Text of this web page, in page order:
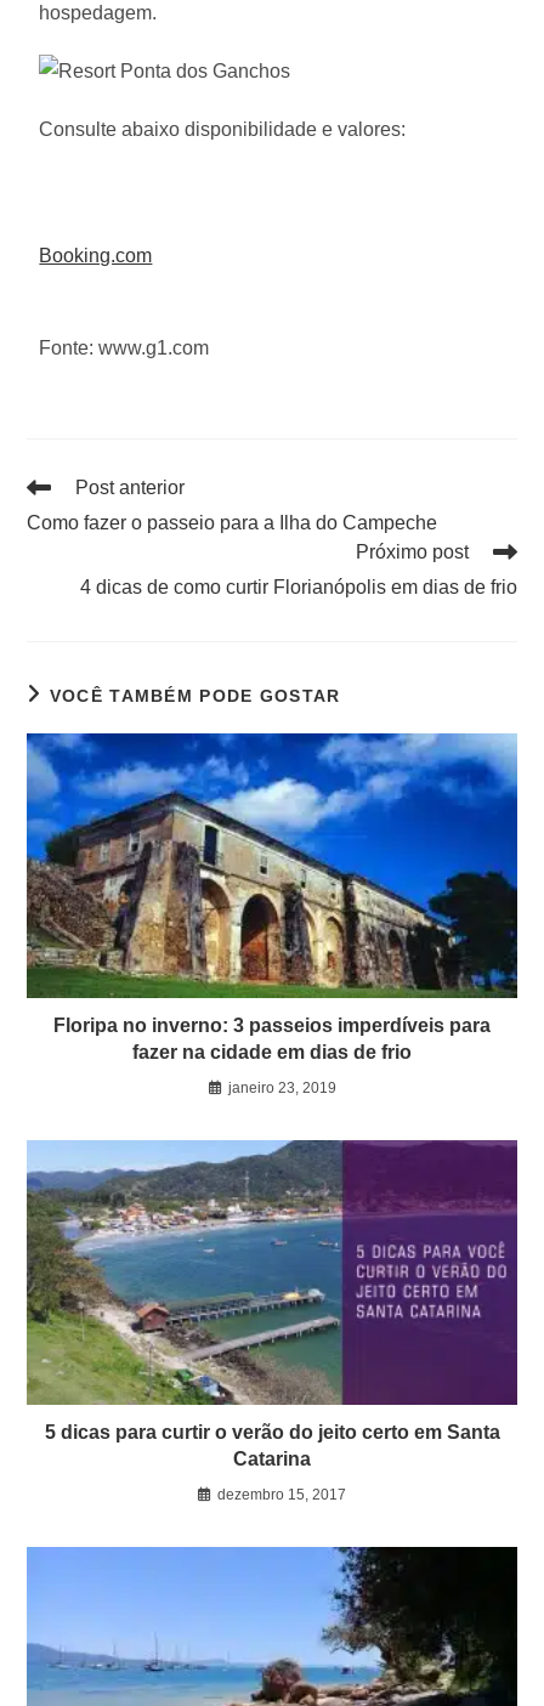
hospedagem.
Consulte abaixo disponibilidade e valores:
Booking.com
Fonte: www.g1.com
Post anterior
Como fazer o passeio para a Ilha do Campeche
Próximo post
4 dicas de como curtir Florianópolis em dias de frio
VOCÊ TAMBÉM PODE GOSTAR
Floripa no inverno: 3 passeios imperdíveis para
fazer na cidade em dias de frio
janeiro 23, 2019
5 dicas para curtir o verão do jeito certo em Santa
Catarina
dezembro 15, 2017